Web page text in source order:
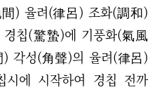
) 율려(律呂) 조화(調和)
칩(驚蟄)에 기풍화(氣風
각성(角聲)의 율려(律呂)
시에 시작하여 경칩 전까